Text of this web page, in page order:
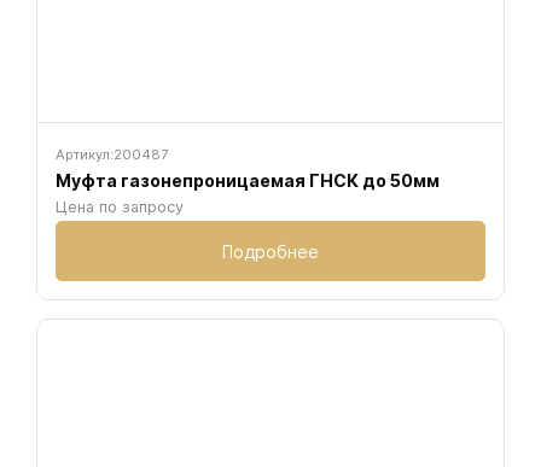
Артикул:200487
Муфта газонепроницаемая ГНСК до 50мм
Цена по запросу
Подробнее